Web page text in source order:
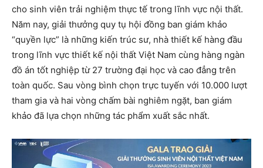
cho sinh viên trải nghiệm thực tế trong lĩnh vực nội thất.
Năm nay, giải thưởng quy tụ hội đồng ban giám khảo
“quyền lực” là những kiến trúc sư, nhà thiết kế hàng đầu
trong lĩnh vực thiết kế nội thất Việt Nam cùng hàng ngàn
đồ án tốt nghiệp từ 27 trường đại học và cao đẳng trên
toàn quốc. Sau vòng bình chọn trực tuyến với 10.000 lượt
tham gia và hai vòng chấm bài nghiêm ngặt, ban giám
khảo đã lựa chọn những tác phẩm xuất sắc nhất.